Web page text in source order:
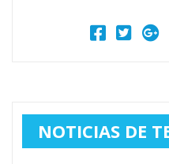
NOTICIAS DE